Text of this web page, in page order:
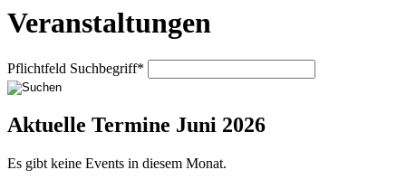
Veranstaltungen
Pflichtfeld Suchbegriff*
Aktuelle Termine Juni 2026
Es gibt keine Events in diesem Monat.